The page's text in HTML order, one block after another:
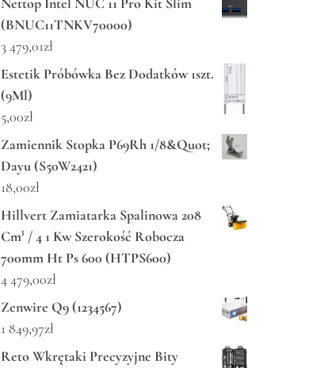
(BNUC11TNKV70000)
3 479,01zł
Estetik Próbówka Bez Dodatków 1szt.
(9Ml)
5,00zł
Zamiennik Stopka P69Rh 1/8&Quot;
Dayu (S50W2421)
18,00zł
Hillvert Zamiatarka Spalinowa 208
Cm³ / 4 1 Kw Szerokość Robocza
700mm Ht Ps 600 (HTPS600)
4 479,00zł
Zenwire Q9 (1234567)
1 849,97zł
Reto Wkrętaki Precyzyjne Bity